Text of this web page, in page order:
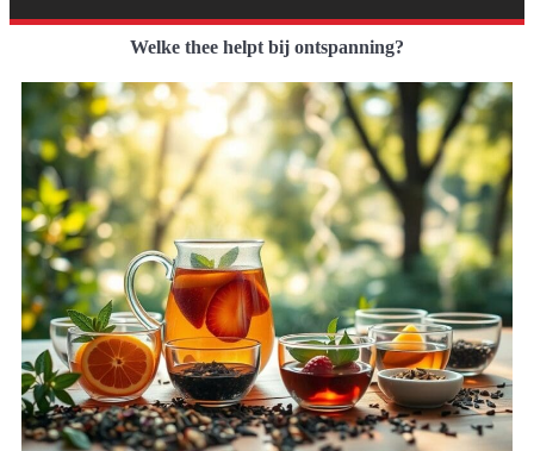
Welke thee helpt bij ontspanning?